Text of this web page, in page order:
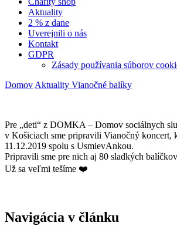
Aktuality
2 % z dane
Uverejnili o nás
Kontakt
GDPR
Zásady používania súborov
Domov Aktuality Vianočné balíky
Pre „deti“ z DOMKA – Domov sociálnych
v Košiciach sme pripravili Vianočný koncert,
11.12.2019 spolu s UsmievAnkou.
Pripravili sme pre nich aj 80 sladkých
Už sa veľmi tešíme ❤️
Navigácia v článku